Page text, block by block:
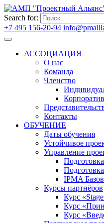
Search for:
+7 495 156-20-94
АССОЦИАЦИЯ
О нас
Команда
Членство
Контакты
ОБУЧЕНИЕ
Даты обучения
Устойчивое
Управление
IPMA
Курсы партнёров
Курс
Курс
Курс